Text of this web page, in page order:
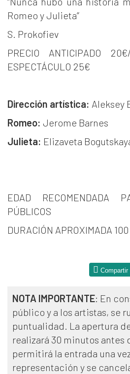
Romeo y Julieta”
S. Prokofiev
PRECIO ANTICIPADO
ESPECTÁCULO 25€
Dirección artística: Aleksey
Romeo: Jerome Barnes
Julieta: Elizaveta
EDAD RECOMENDADA
PÚBLICOS
DURACIÓN APROXIMADA
Compartir
NOTA IMPORTANTE: En
público y a los artistas, se
puntualidad. La apertura
realizará 30 minutos antes
permitirá la entrada una
representación y se